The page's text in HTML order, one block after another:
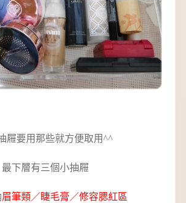
屜要用那些就方便取用^^
最下層有三個小抽屜
眉筆類／睫毛膏／修容腮紅區